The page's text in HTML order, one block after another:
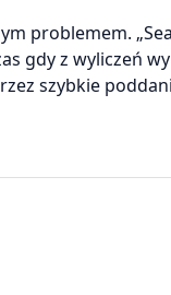
problemem.
gdy z wyliczeń
szybkie